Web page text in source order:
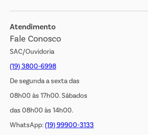
Jornal de Ofertas
Transparência Salarial
Atendimento
Fale Conosco
SAC/Ouvidoria
(19) 3800-6998
De segunda a sexta das
08h00 às 17h00. Sábados
das 08h00 às 14h00.
WhatsApp:(19) 99900-3133